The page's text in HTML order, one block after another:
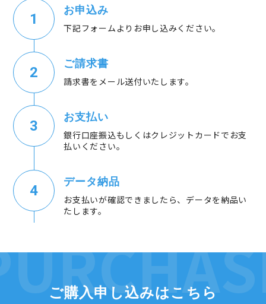
お申込み
下記フォームよりお申し込みください。
ご請求書
請求書をメール送付いたします。
お支払い
銀行口座振込もしくはクレジットカードでお支
払いください。
データ納品
お支払いが確認できましたら、データを納品い
たします。
ご購入申し込みはこちら